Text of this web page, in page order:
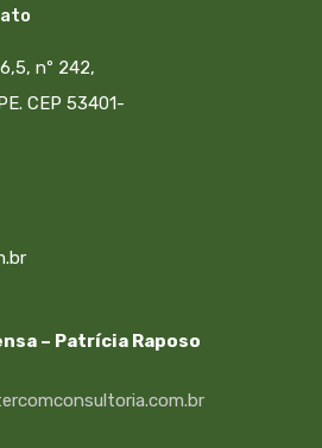
nº 242,
CEP 53401-
– Patrícia Raposo